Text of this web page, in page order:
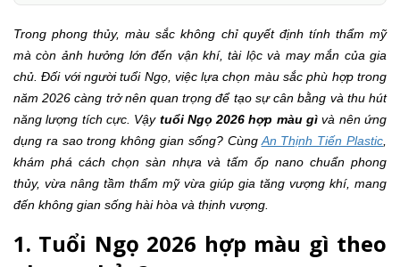
Trong phong thủy, màu sắc không chỉ quyết định tính thẩm mỹ
mà còn ảnh hưởng lớn đến vận khí, tài lộc và may mắn của gia
chủ. Đối với người tuổi Ngọ, việc lựa chọn màu sắc phù hợp trong
năm 2026 càng trở nên quan trọng để tạo sự cân bằng và thu hút
năng lượng tích cực. Vậy tuổi Ngọ 2026 hợp màu gìvà nên ứng
dụng ra sao trong không gian sống? Cùng An Thịnh Tiến Plastic
khám phá cách chọn sàn nhựa và tấm ốp nano chuẩn phong
thủy, vừa nâng tầm thẩm mỹ vừa giúp gia tăng vượng khí, mang
đến không gian sống hài hòa và thịnh vượng.
1. Tuổi Ngọ 2026 hợp màu gì theo